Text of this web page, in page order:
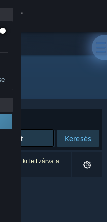
Keresés
termék ki lett zárva a